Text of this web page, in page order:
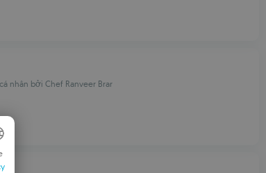
nhân bởi Chef Ranveer Brar